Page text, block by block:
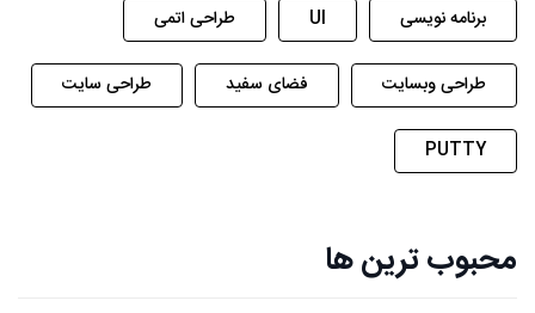
برنامه نویسی UI طراحی اتمی
طراحی وبسایت فضای سفید طراحی سایت
PUTTY
محبوب ترین ها